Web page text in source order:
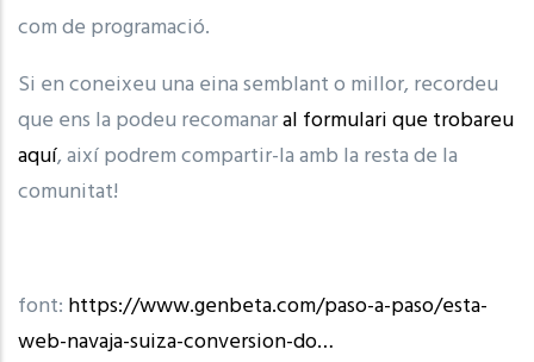
com de programació.
Si en coneixeu una eina semblant o millor, recordeu
que ens la podeu recomanaral formulari que trobareu
aquí, així podrem compartir-la amb la resta de la
comunitat!
font: https://www.genbeta.com/paso-a-paso/esta-
web-navaja-suiza-conversion-do…